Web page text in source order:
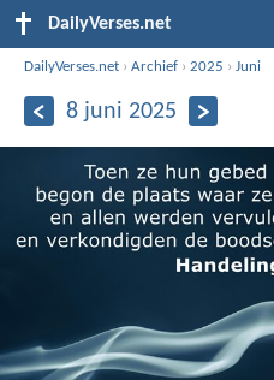
DailyVerses.net
DailyVerses.net ›Archief ›2025 ›Juni
8 juni 2025